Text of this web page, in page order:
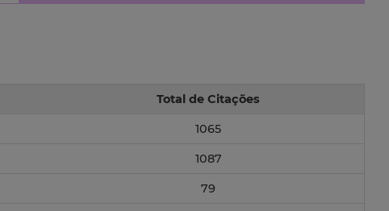
Total de Citações
1065
1087
79